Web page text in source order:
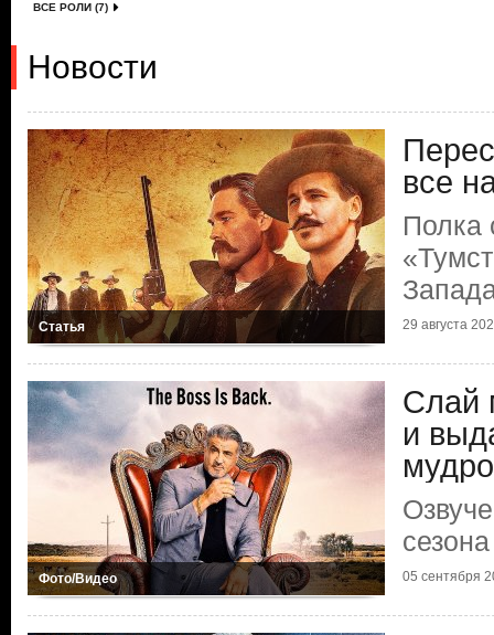
ВСЕ РОЛИ (7)
Новости
Статья
все
Полка
29 августа
Фото/Видео
Слай
и
05 сентября